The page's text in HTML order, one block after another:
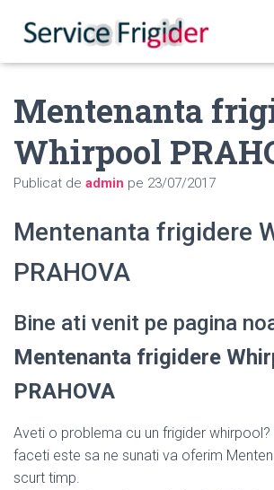
Mentenanta
Whirpool
Publicat de admin pe 23/07/2017
Mentenanta frigidere
PRAHOVA
Bine ati venit pe pagina
Mentenanta frigidere
PRAHOVA
Aveti o problema cu un frigider
faceti este sa ne sunati va oferim
scurt timp.